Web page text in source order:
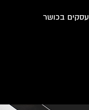
עסקים בכושר